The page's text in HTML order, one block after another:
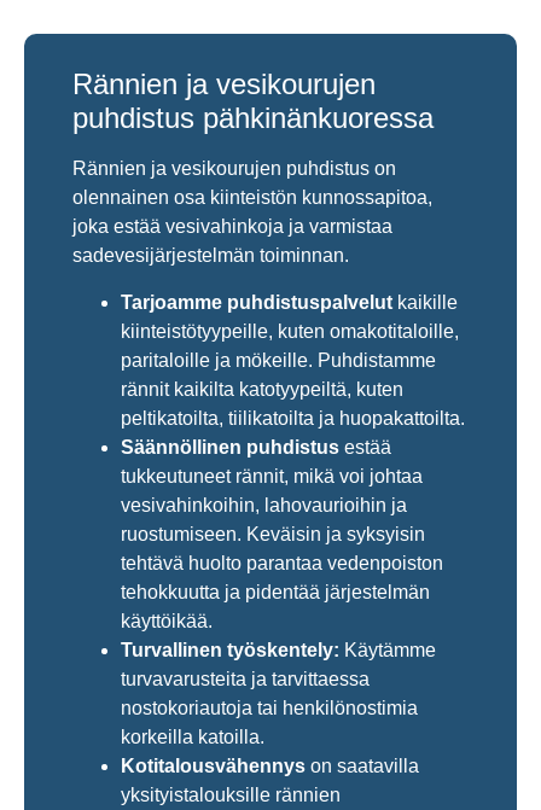
Rännien ja vesikourujen
puhdistus pähkinänkuoressa
Rännien ja vesikourujen puhdistus on
olennainen osa kiinteistön kunnossapitoa,
joka estää vesivahinkoja ja varmistaa
sadevesijärjestelmän toiminnan.
Tarjoamme puhdistuspalvelut kaikille
kiinteistötyypeille, kuten omakotitaloille,
paritaloille ja mökeille. Puhdistamme
rännit kaikilta katotyypeiltä, kuten
peltikatoilta, tiilikatoilta ja huopakattoilta.
Säännöllinen puhdistus estää
tukkeutuneet rännit, mikä voi johtaa
vesivahinkoihin, lahovaurioihin ja
ruostumiseen. Keväisin ja syksyisin
tehtävä huolto parantaa vedenpoiston
tehokkuutta ja pidentää järjestelmän
käyttöikää.
Turvallinen työskentely: Käytämme
turvavarusteita ja tarvittaessa
nostokoriautoja tai henkilönostimia
korkeilla katoilla.
Kotitalousvähennys on saatavilla
yksityistalouksille rännien